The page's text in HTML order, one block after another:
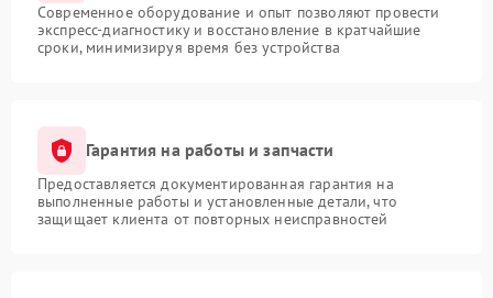
Современное оборудование и опыт позволяют провести
экспресс-диагностику и восстановление в кратчайшие
сроки, минимизируя время без устройства
Гарантия на работы и запчасти
Предоставляется документированная гарантия на
выполненные работы и установленные детали, что
защищает клиента от повторных неисправностей